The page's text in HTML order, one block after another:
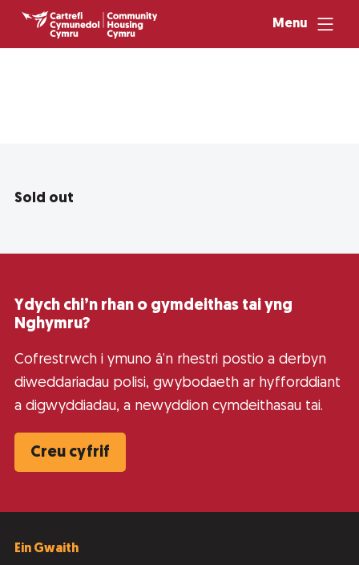
Menu
Sold out
Ydych chi’n rhan o gymdeithas tai yng
Nghymru?
Cofrestrwch i ymuno â’n rhestri postio a derbyn
diweddariadau polisi, gwybodaeth ar hyfforddiant
a digwyddiadau, a newyddion cymdeithasau tai.
Creu cyfrif
Ein Gwaith